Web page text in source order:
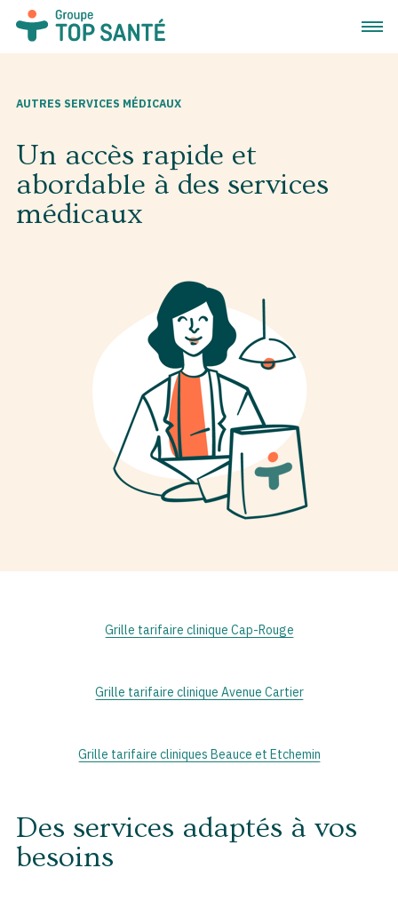
Ouvrir
AUTRES SERVICES MÉDICAUX
Un accès rapide et
abordable à des services
médicaux
Grille tarifaire clinique Cap-Rouge
Grille tarifaire clinique Avenue Cartier
Grille tarifaire cliniques Beauce et Etchemin
Des services adaptés à vos
besoins